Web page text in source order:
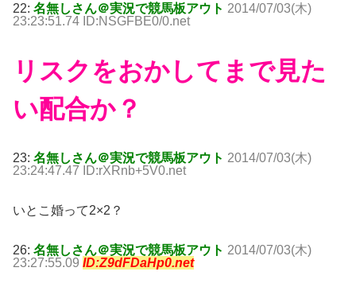
22: 名無しさん＠実況で競馬板アウト 2014/07/03(木)
23:23:51.74 ID:NSGFBE0/0.net
リスクをおかしてまで見た
い配合か？
23: 名無しさん＠実況で競馬板アウト 2014/07/03(木)
23:24:47.47 ID:rXRnb+5V0.net
いとこ婚って2×2？
26: 名無しさん＠実況で競馬板アウト 2014/07/03(木)
23:27:55.09 ID:Z9dFDaHp0.net